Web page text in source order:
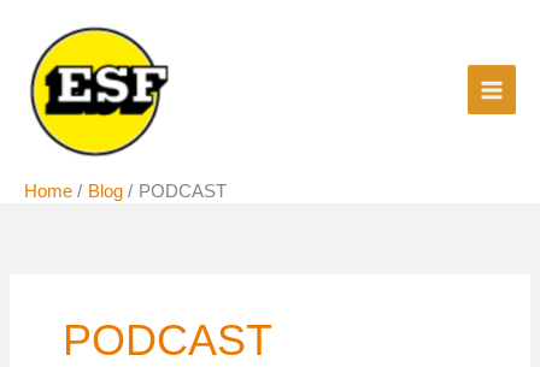
contenuto
Home Blog PODCAST
PODCAST